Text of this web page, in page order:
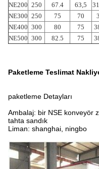
NE200 250 67.4 63,5
NE300 250 75 70
NE400 300 80 75
NE500 300 82.5 75
Paketleme Teslimat
paketleme Detayları
Ambalaj: bir NSE konveyör
tahta sandık
Liman: shanghai, ningbo